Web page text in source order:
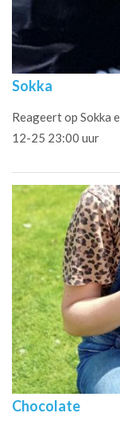
Sokka
Reageert op Sokka
12-25 23:00 uur
Chocolate